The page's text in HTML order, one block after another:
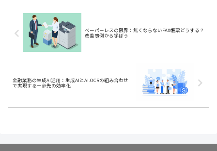
c
e
b
o
o
k
itt
er
k
e
dI
n
e
ペーパーレスの限界：無くならないFAX帳票どうする？
改善事例から学ぼう
金融業務の生成AI活用：生成AIとAI₋OCRの組み合わせ
で実現する一歩先の効率化